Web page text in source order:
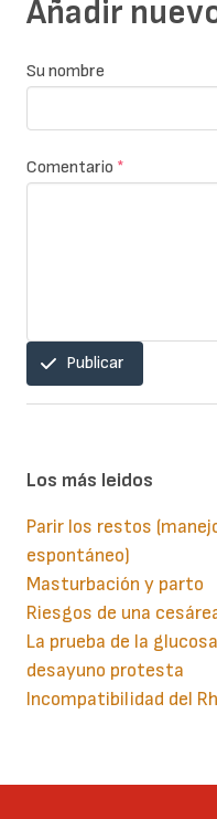
Añadir
Su nombre
Comentario *
Publicar
Los más leidos
Parir los restos
espontáneo)
Masturbación y parto
Riesgos de una
La prueba de la
desayuno protesta
Incompatibilidad del